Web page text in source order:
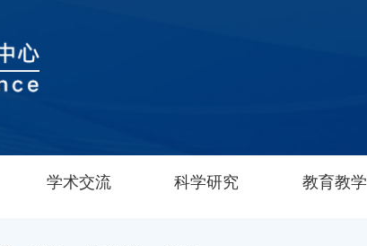
学术交流 科学研究 教育教学